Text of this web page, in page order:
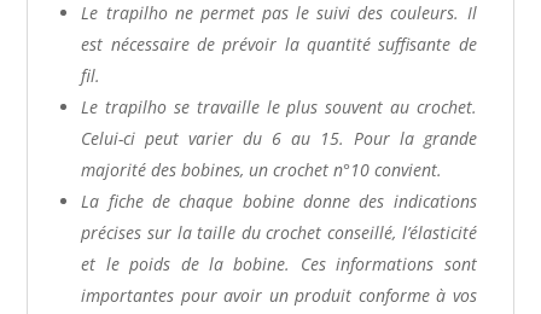
Le trapilho ne permet pas le suivi des couleurs. Il
est nécessaire de prévoir la quantité suffisante de
fil.
Le trapilho se travaille le plus souvent au crochet.
Celui-ci peut varier du 6 au 15. Pour la grande
majorité des bobines, un crochet n°10 convient.
La fiche de chaque bobine donne des indications
précises sur la taille du crochet conseillé, l’élasticité
et le poids de la bobine. Ces informations sont
importantes pour avoir un produit conforme à vos